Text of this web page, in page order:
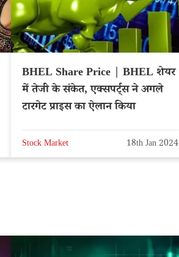
BHEL Share Price | BHEL शेयर
में तेजी के संकेत, एक्सपर्ट्स ने अगले
टारगेट प्राइस का ऐलान किया
Stock Market 18th Jan 2024